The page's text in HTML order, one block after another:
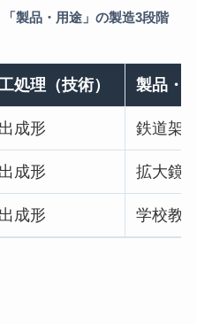
製品・用途」の製造3段階
処理（技術） 製品・
成形 鉄道架
成形 拡大鏡
成形 学校教